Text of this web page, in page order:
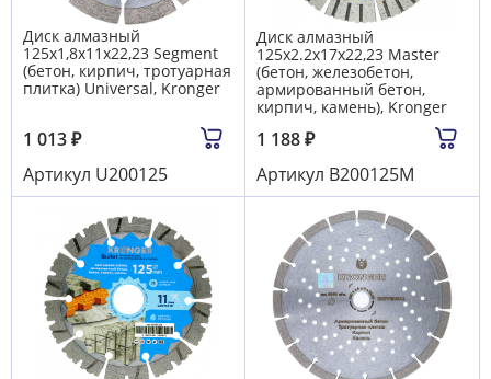
Диск алмазный
125x1,8х11х22,23 Segment
(бетон, кирпич, тротуарная
плитка) Universal, Kronger
1 013₽
Артикул U200125
Диск алмазный
125x2.2х17х22,23 Master
(бетон, железобетон,
армированный бетон,
кирпич, камень), Kronger
1 188₽
Артикул B200125M